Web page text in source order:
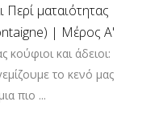
Περί ματαιότητας
| Μέρος Α'
κούφιοι και άδειοι:
το κενό μας
πιο ...